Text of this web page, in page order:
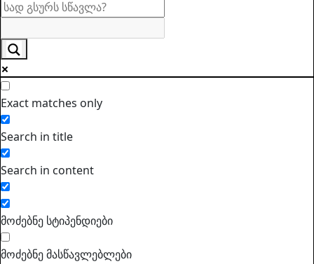
Exact matches only
Search in title
Search in content
მოძებნე სტიპენდიები
მოძებნე მასწავლებლები